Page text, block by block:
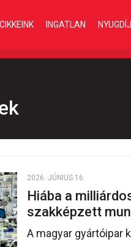
INGATLAN NYUGDÍJ
2026. JÚNIUS 16.
Hiába a
szakképzett
A magyar gyártóipar